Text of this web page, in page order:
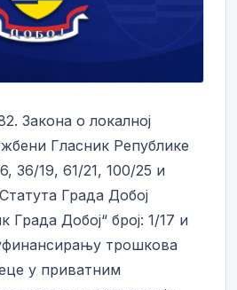
Закона о локалној
Гласник Републике
36/19, 61/21, 100/25 и
Града Добој
Града Добој“ број: 1/17 и
трошкова
у приватним